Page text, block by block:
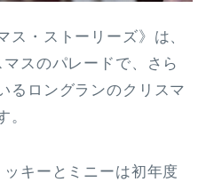
・ストーリーズ》は、
スのパレードで、さら
るロングランのクリスマ
。
キーとミニーは初年度